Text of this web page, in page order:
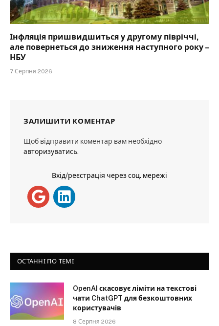
Інфляція пришвидшиться у другому півріччі,
але повернеться до зниження наступного року –
НБУ
7 Серпня 2026
ЗАЛИШИТИ КОМЕНТАР
Щоб відправити коментар вам необхідно
авторизуватись.
Вхід/реєстрація через соц. мережі
ОСТАННІ ПО ТЕМІ
OpenAI скасовує ліміти на текстові
чати ChatGPT для безкоштовних
користувачів
8 Серпня 2026